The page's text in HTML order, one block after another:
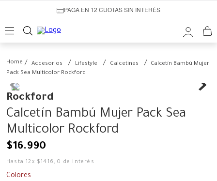
PAGA EN 12 CUOTAS SIN INTERÉS
Accesorios Lifestyle Calcetines
Calcetín Bambú Mujer
Pack Sea Multicolor Rockford
Rockford
Calcetín Bambú Mujer Pack Sea
Multicolor Rockford
$16.990
Hasta12 x $1416 ,0 de interés
Colores